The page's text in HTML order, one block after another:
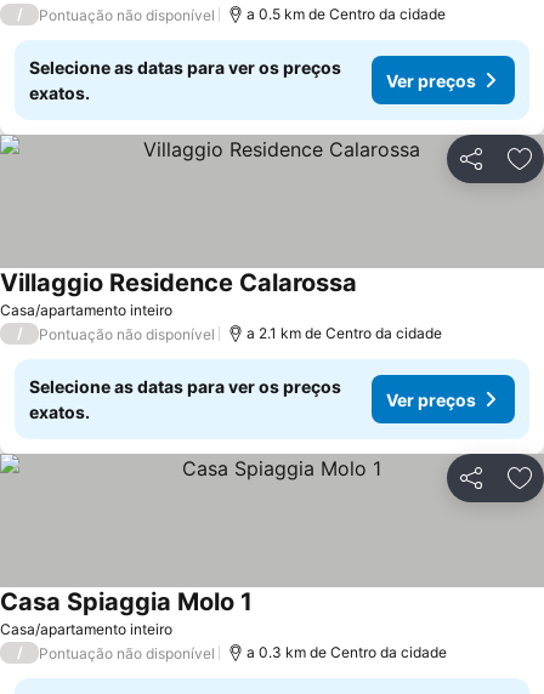
/ Pontuação não disponível a 0.5 km de Centro da cidade
Selecione as datas para ver os preços
exatos.
Ver preços
Partilhar
Casa/apartamento inteiro
Villaggio Residence Calarossa
/ Pontuação não disponível a 2.1 km de Centro da cidade
Selecione as datas para ver os preços
exatos.
Ver preços
Partilhar
Casa/apartamento inteiro
Casa Spiaggia Molo 1
/ Pontuação não disponível a 0.3 km de Centro da cidade